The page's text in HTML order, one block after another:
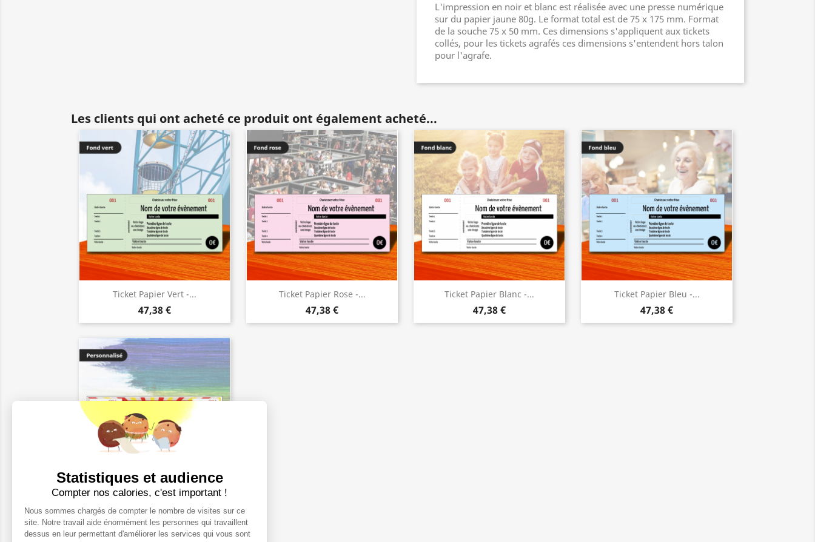
L'impression en noir et blanc est réalisée avec une presse numérique
sur du papier jaune 80g. Le format total est de 75 x 175 mm. Format
de la souche 75 x 50 mm. Ces dimensions s'appliquent aux tickets
collés, pour les tickets agrafés ces dimensions s'entendent hors talon
pour l'agrafe.
Les clients qui ont acheté ce produit ont également acheté...
Ticket Papier Vert -...
47,38 €
Ticket Papier Rose -...
47,38 €
Ticket Papier Blanc -...
47,38 €
Ticket Papier Bleu -...
47,38 €
Ticket Personnalisation...
47,38 €
Statistiques et audience
Compter nos calories, c'est important !
Nous sommes chargés de compter le nombre de visites sur ce
site. Notre travail aide énormément les personnes qui travaillent
dessus en leur permettant d'améliorer les services qui vous sont